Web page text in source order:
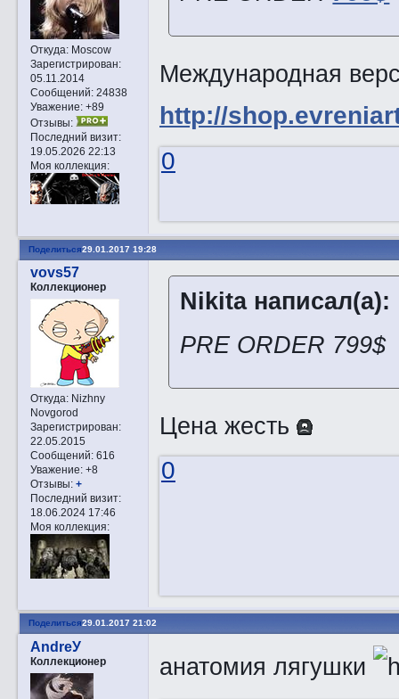
Откуда:Moscow
Зарегистрирован:
05.11.2014
Сообщений:24838
Уважение: +89
Отзывы:
Последний визит:
19.05.2026 22:13
Моя коллекция:
Международная
http://
0
Поделиться29.01.2017 19:28
vovs57
Коллекционер
Откуда:Nizhny
Novgorod
Зарегистрирован:
22.05.2015
Сообщений:616
Уважение: +8
Отзывы: +
Последний визит:
18.06.2024 17:46
Моя коллекция:
Nikita написал(а):
PRE ORDER 799$
Цена жесть
0
Поделиться29.01.2017 21:02
AndreУ
Коллекционер
анатомия лягушки